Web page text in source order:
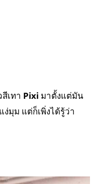
เทา Pixi มาตั้งแต่มัน
ง่มุม แต่ก็เพิ่งได้รู้ว่า